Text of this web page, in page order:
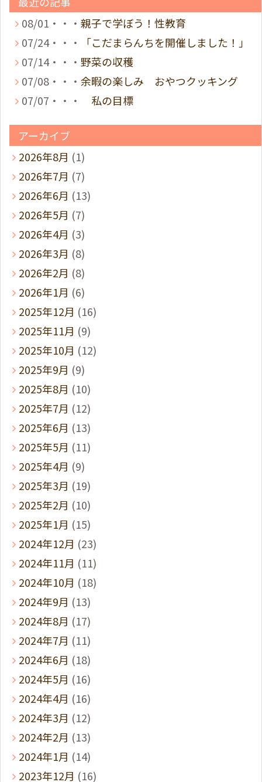
08/01・・・ 親子で学ぼう！性教育
07/24・・・
「こだまらんちを開催しました！」
07/14・・・ 野菜の収穫
07/08・・・ 余暇の楽しみ おやつクッキング
07/07・・・
私の目標
アーカイブ
2026年8月 (1)
2026年7月 (7)
2026年6月 (13)
2026年5月 (7)
2026年4月 (3)
2026年3月 (8)
2026年2月 (8)
2026年1月 (6)
2025年12月 (16)
2025年11月 (9)
2025年10月 (12)
2025年9月 (9)
2025年8月 (10)
2025年7月 (12)
2025年6月 (13)
2025年5月 (11)
2025年4月 (9)
2025年3月 (19)
2025年2月 (10)
2025年1月 (15)
2024年12月 (23)
2024年11月 (11)
2024年10月 (18)
2024年9月 (13)
2024年8月 (17)
2024年7月 (11)
2024年6月 (18)
2024年5月 (16)
2024年4月 (16)
2024年3月 (12)
2024年2月 (13)
2024年1月 (14)
2023年12月 (16)